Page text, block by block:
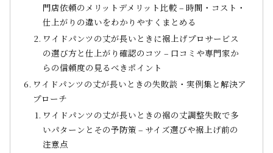
門店依頼のメリットデメリット比較 – 時間・コスト・
仕上がりの違いをわかりやすくまとめる
ワイドパンツの丈が長いときに裾上げプロサービス
の選び方と仕上がり確認のコツ – 口コミや専門家か
らの信頼度の見るべきポイント
ワイドパンツの丈が長いときの失敗談・実例集と解決ア
プローチ
ワイドパンツの丈が長いときの裾の丈調整失敗で多
いパターンとその予防策 – サイズ選びや裾上げ前の
注意点